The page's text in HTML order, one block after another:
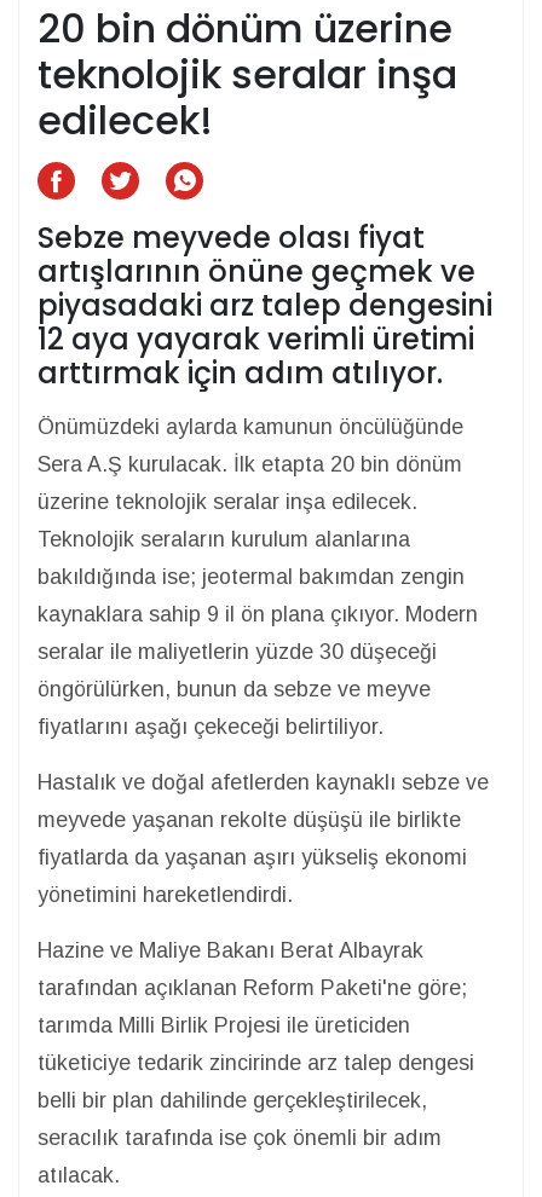
20 bin dönüm üzerine
teknolojik seralar inşa
edilecek!
Sebze meyvede olası fiyat
artışlarının önüne geçmek ve
piyasadaki arz talep dengesini
12 aya yayarak verimli üretimi
arttırmak için adım atılıyor.
Önümüzdeki aylarda kamunun öncülüğünde
Sera A.Ş kurulacak. İlk etapta 20 bin dönüm
üzerine teknolojik seralar inşa edilecek.
Teknolojik seraların kurulum alanlarına
bakıldığında ise; jeotermal bakımdan zengin
kaynaklara sahip 9 il ön plana çıkıyor. Modern
seralar ile maliyetlerin yüzde 30 düşeceği
öngörülürken, bunun da sebze ve meyve
fiyatlarını aşağı çekeceği belirtiliyor.
Hastalık ve doğal afetlerden kaynaklı sebze ve
meyvede yaşanan rekolte düşüşü ile birlikte
fiyatlarda da yaşanan aşırı yükseliş ekonomi
yönetimini hareketlendirdi.
Hazine ve Maliye Bakanı Berat Albayrak
tarafından açıklanan Reform Paketi'ne göre;
tarımda Milli Birlik Projesi ile üreticiden
tüketiciye tedarik zincirinde arz talep dengesi
belli bir plan dahilinde gerçekleştirilecek,
seracılık tarafında ise çok önemli bir adım
atılacak.